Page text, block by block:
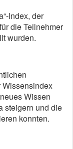
Index, der
die Teilnehmer
wurden.
Wissensindex
Wissen
steigern und die
konnten.